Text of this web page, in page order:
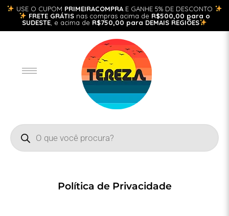
USE O CUPOM PRIMEIRACOMPRA E GANHE 5% DE DESCONTO
FRETE GRÁTISnas compras acima de R$500,00 para o
SUDESTE , e acima de R$750,00 para DEMAIS REGIÕES
Política de Privacidade